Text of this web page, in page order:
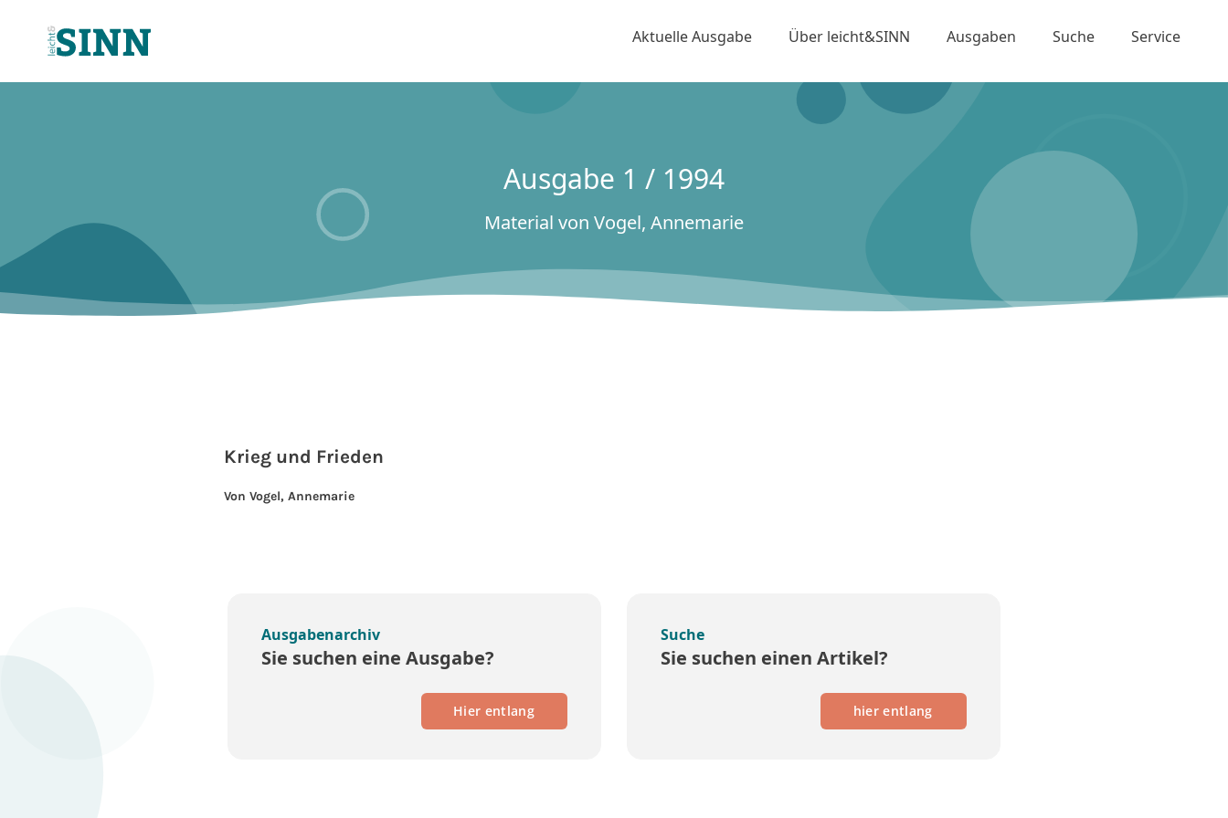
Aktuelle Ausgabe Über leicht&SINN Ausgaben Suche Service
Ausgabe 1 / 1994
Material von Vogel, Annemarie
Krieg und Frieden
Von Vogel, Annemarie
Ausgabenarchiv
Sie suchen eine Ausgabe?
Hier entlang
Suche
Sie suchen einen Artikel?
hier entlang